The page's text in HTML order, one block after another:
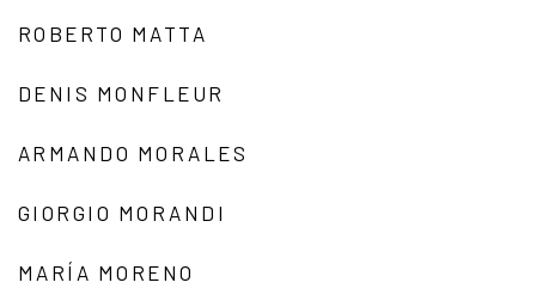
ROBERTO MATTA
DENIS MONFLEUR
ARMANDO MORALES
GIORGIO MORANDI
MARÍA MORENO